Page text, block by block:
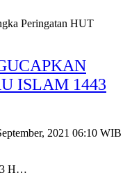
Peringatan HUT
ISLAM 1443
2021 06:10 WIB
H…